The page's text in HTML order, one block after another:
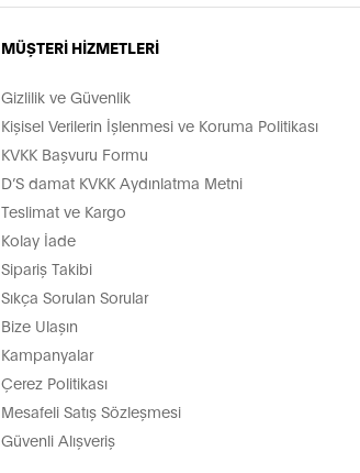
MÜŞTERİ HİZMETLERİ
Gizlilik ve Güvenlik
Kişisel Verilerin İşlenmesi ve Koruma Politikası
KVKK Başvuru Formu
D’S damat KVKK Aydınlatma Metni
Teslimat ve Kargo
Kolay İade
Sipariş Takibi
Sıkça Sorulan Sorular
Bize Ulaşın
Kampanyalar
Çerez Politikası
Mesafeli Satış Sözleşmesi
Güvenli Alışveriş